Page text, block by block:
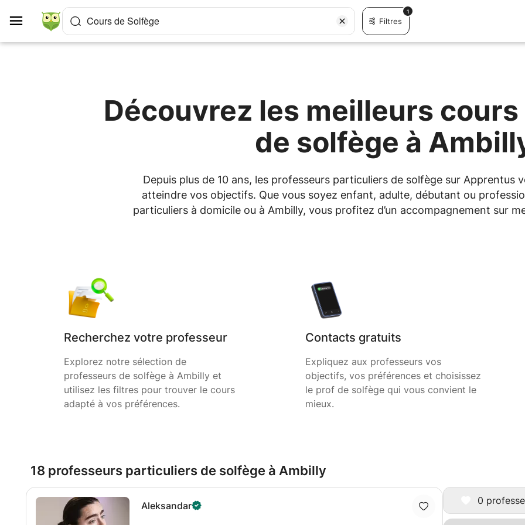
Cours de Solfège Filtres
1
Découvrez les meilleurs
de solfège à
Depuis plus de 10 ans, les professeurs particuliers de solfège sur Apprentus
atteindre vos objectifs. Que vous soyez enfant, adulte, débutant ou
particuliers à domicile ou à Ambilly, vous profitez d’un accompagnement sur
Recherchez votre professeur
Explorez notre sélection de
professeurs de solfège à Ambilly et
utilisez les filtres pour trouver le cours
adapté à vos préférences.
Contacts gratuits
Expliquez aux professeurs vos
objectifs, vos préférences et choisissez
le prof de solfège qui vous convient le
mieux.
0
18 professeurs particuliers de solfège à Ambilly
Aleksandar